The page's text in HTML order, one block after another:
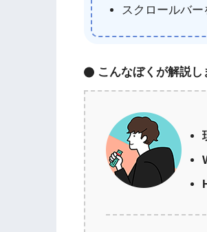
スクロールバ
こんなぼくが解説し